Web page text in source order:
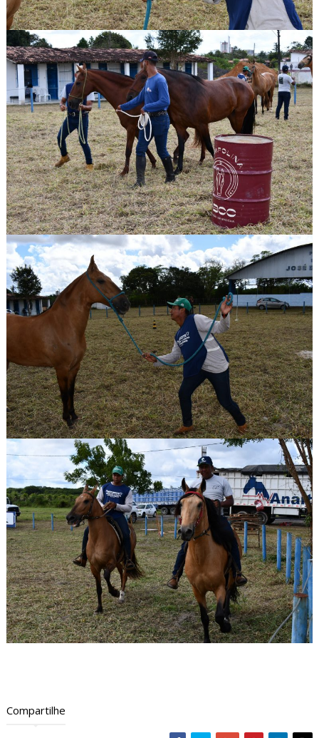
Compartilhe